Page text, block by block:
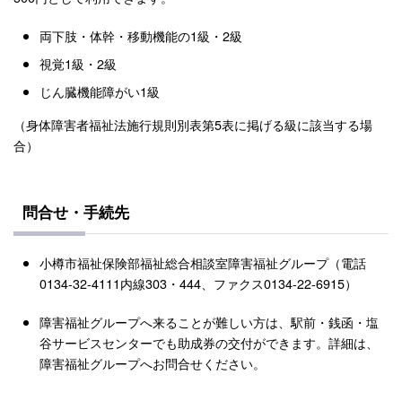
両下肢・体幹・移動機能の1級・2級
視覚1級・2級
じん臓機能障がい1級
（身体障害者福祉法施行規則別表第5表に掲げる級に該当する場
合）
問合せ・手続先
小樽市福祉保険部福祉総合相談室障害福祉グループ（電話
0134-32-4111内線303・444、ファクス0134-22-6915）
障害福祉グループへ来ることが難しい方は、駅前・銭函・塩
谷サービスセンターでも助成券の交付ができます。詳細は、
障害福祉グループへお問合せください。